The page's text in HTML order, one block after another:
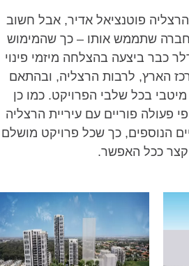
הרצליה פוטנציאל אדיר, אבל חשוב
שתממש אותו – כך שהמימוש
כבר ביצעה בהצלחה מיזמי פינוי
הארץ, לרבות הרצליה, ובהתאם
בכל שלבי הפרויקט. כמו כן
פוריים עם עיריית הרצליה
הנוספים, כך שכל פרויקט מושלם
קצר ככל האפשר.